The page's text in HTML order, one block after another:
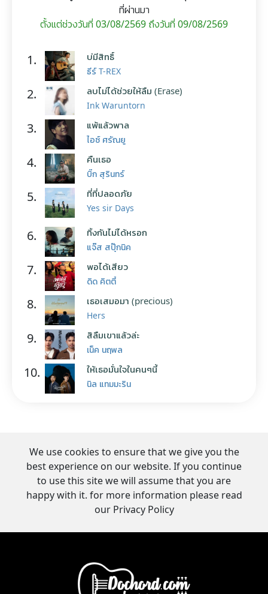
ที่ผ่านมา
ตั้งแต่ช่วงวันที่ 03/08/2569 ถึงวันที่ 09/08/2569
1. บ่มีสิทธิ์
ธีร์ T-REX
2. ลบไม่ได้ช่วยให้ลืม (Erase)
Ink Waruntorn
3. แพ้แล้วพาล
ไอซ์ ศรัณยู
4. คืนเธอ
บิ๊ก สุรินทร์
5. ที่ที่ปลอดภัย
Yes sir Days
6. ทิ้งกันไม่ได้หรอก
แจ๊ส สปุ๊กนิค
7. พอได้เสียว
ดิด คิตตี้
8. เธอเสมอมา (precious)
Hers
9. สิลืมเขาแล้วล่ะ
เน็ค นฤพล
10. ให้เธอมั่นใจในคนๆนี้
นิล แทมมะริน
We use cookies to ensure that we give you the
best experience on our website. If you continue
to use this site we will assume that you are
happy with it. for more information please read
our Privacy Policy